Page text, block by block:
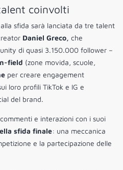
coinvolti
sfida sarà lanciata da tre talent
Daniel Greco, che
di quasi 3.150.000 follower –
field (zone movida, scuole,
per creare engagement
loro profili TikTok e IG e
del brand.
e interazioni con i suoi
sfida finale: una meccanica
e la partecipazione delle